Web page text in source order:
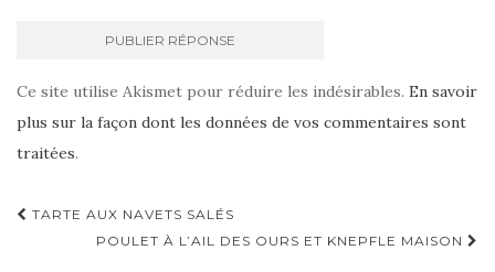
Ce site utilise Akismet pour réduire les indésirables. En savoir
plus sur la façon dont les données de vos commentaires sont
traitées.
Navigation
d'article
TARTE AUX NAVETS SALÉS
POULET À L’AIL DES OURS ET KNEPFLE MAISON